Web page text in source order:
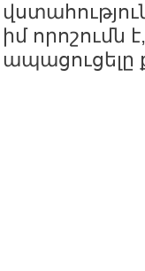
իմ որոշումն
ապացուցելը